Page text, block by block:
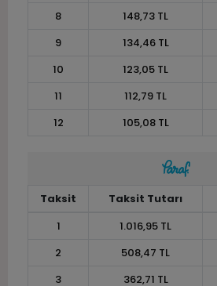
8
148,73 TL
9
134,46 TL
10
123,05 TL
11
112,79 TL
12
105,08 TL
Taksit Taksit Tutarı
1
1.016,95 TL
2
508,47 TL
3
362,71 TL